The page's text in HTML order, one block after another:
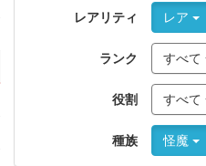
レアリティ レア
ランク すべて
役割 すべて
種族 怪魔